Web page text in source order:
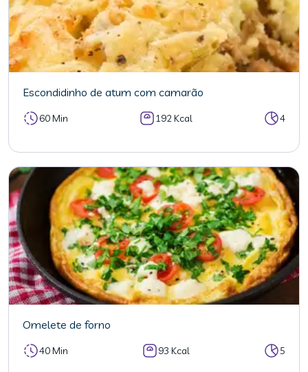
Escondidinho de atum com camarão
60 Min 192 Kcal 4
Omelete de forno
40 Min 93 Kcal 5